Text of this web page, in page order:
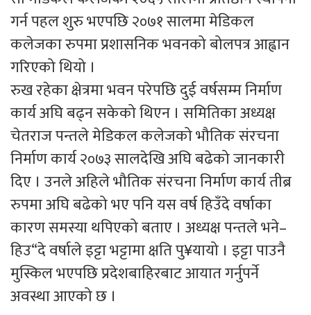
गर्न पहल शुरु भएपछि २०७१ सालमा मेडिकल
कलेजका रुपमा प्रशासनिक भवनको बोलपत्र आह्वान
गरिएको थियो ।
रुख रहेका क्षेत्रमा भवन परेपछि दुई वर्षसम्म निर्माण
कार्य अघि बढ्न सकेको थिएन । समितिका अध्यक्ष
चेतराज पन्तले मेडिकल कलेजको भौतिक संरचना
निर्माण कार्य २०७३ सालदेखि अघि बढेको जानकारी
दिए । उनले अहिले भौतिक संरचना निर्माण कार्य तीब्र
रुपमा अघि बढेको भए पनि यस वर्ष हिउँदे वर्षाका
कारण समस्या थपिएको बताए । अध्यक्ष पन्तले भने–
हिउ“दे वर्षाले इट्टा भट्टामा क्षति पु¥यायो । इट्टा पाउनै
मुस्किल भएपछि प्रदेशबाहिरबाट आयात गर्नुपर्ने
अवस्था आएको छ ।